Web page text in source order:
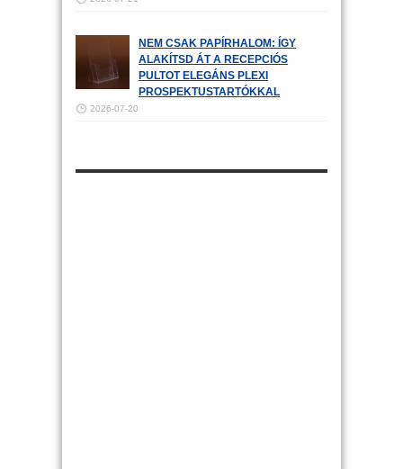
NEM CSAK PAPÍRHALOM: ÍGY
ALAKÍTSD ÁT A RECEPCIÓS
PULTOT ELEGÁNS PLEXI
PROSPEKTUSTARTÓKKAL
2026-07-20